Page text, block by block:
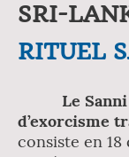
SRI-
RITUEL
Le Sanni
d’exorcisme
consiste en 18